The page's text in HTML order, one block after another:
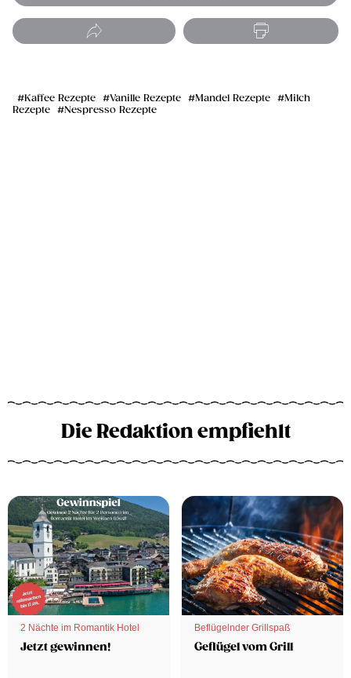
Kaffee Rezepte Vanille Rezepte Mandel Rezepte
Milch
Rezepte
Nespresso Rezepte
Die Redaktion empfiehlt
2 Nächte im Romantik Hotel
Jetzt gewinnen!
Beflügelnder Grillspaß
Geflügel vom Grill